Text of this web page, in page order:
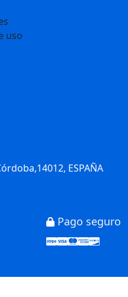
uso
ESPAÑA
Pago seguro
Stripe
Visa